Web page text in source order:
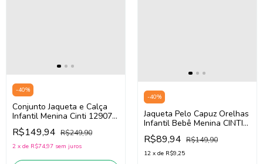
-40%
Conjunto Jaqueta e Calça
Infantil Menina Cinti 12907
(Verde)
R$149,94 R$249,90
2 x de R$74,97 sem juros
-40%
Jaqueta Pelo Capuz Orelhas
Infantil Bebê Menina CINTI
10502 (Off White)
R$89,94 R$149,90
12 x de R$9,25